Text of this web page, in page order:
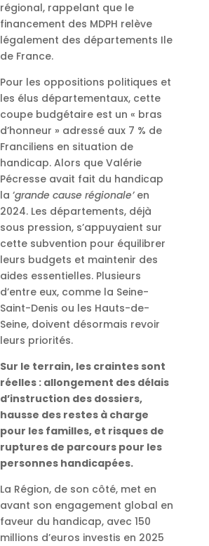
régional, rappelant que le
financement des MDPH relève
légalement des départements Ile
de France.
Pour les oppositions politiques et
les élus départementaux, cette
coupe budgétaire est un « bras
d’honneur » adressé aux 7 % de
Franciliens en situation de
handicap. Alors que Valérie
Pécresse avait fait du handicap
la ‘grande cause régionale’en
2024. Les départements, déjà
sous pression, s’appuyaient sur
cette subvention pour équilibrer
leurs budgets et maintenir des
aides essentielles. Plusieurs
d’entre eux, comme la Seine-
Saint-Denis ou les Hauts-de-
Seine, doivent désormais revoir
leurs priorités.
Sur le terrain, les craintes sont
réelles : allongement des délais
d’instruction des dossiers,
hausse des restes à charge
pour les familles, et risques de
ruptures de parcours pour les
personnes handicapées.
La Région, de son côté, met en
avant son engagement global en
faveur du handicap, avec 150
millions d’euros investis en 2025